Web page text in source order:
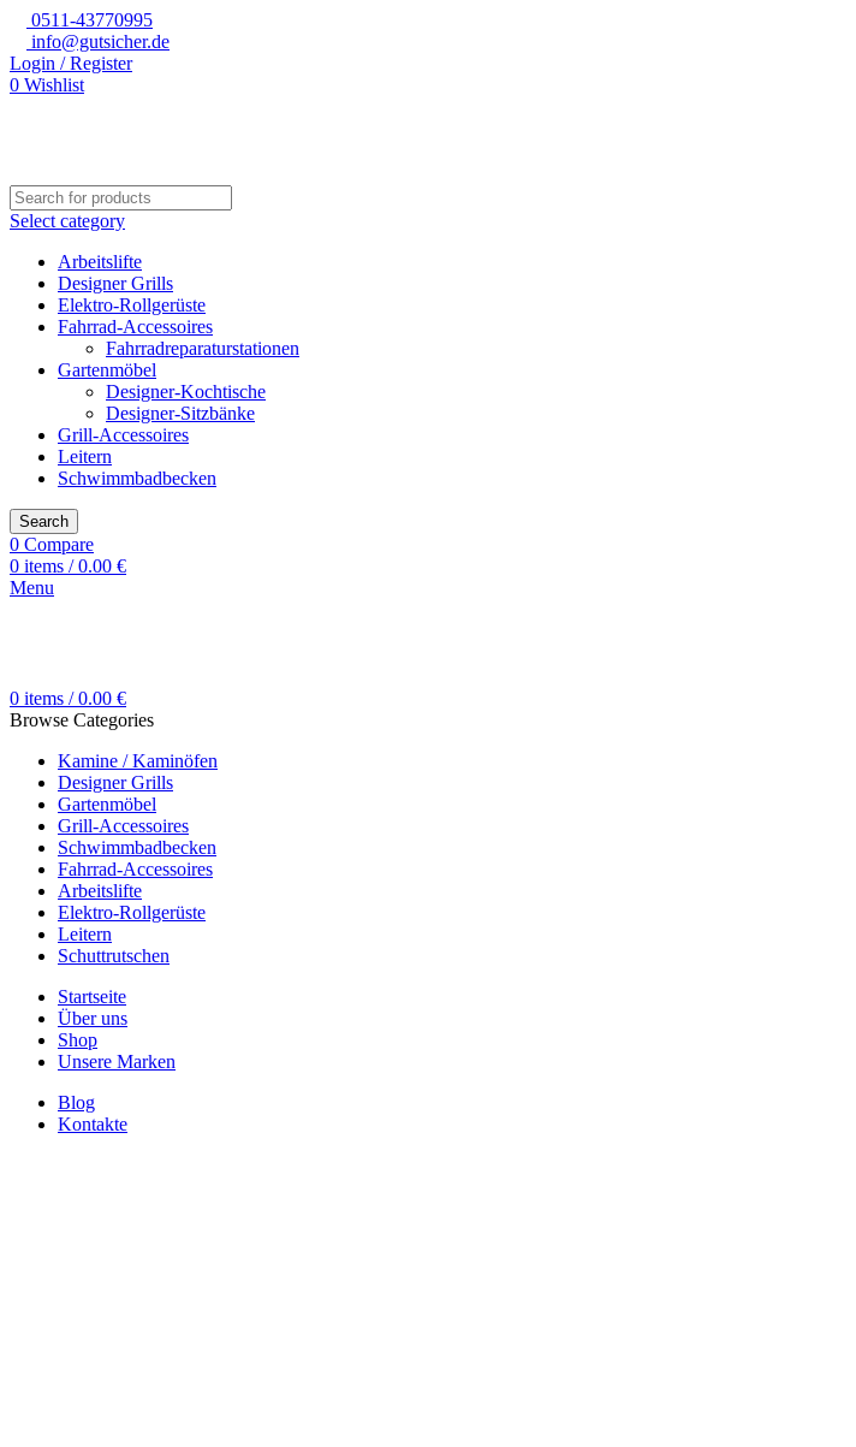
0511-43770995
info@gutsicher.de
Login / Register
0 Wishlist
Select category
Arbeitslifte
Designer Grills
Elektro-Rollgerüste
Fahrrad-Accessoires
Fahrradreparaturstationen
Gartenmöbel
Designer-Kochtische
Designer-Sitzbänke
Grill-Accessoires
Leitern
Schwimmbadbecken
Search
0 Compare
0 items / 0.00 €
Menu
0 items / 0.00 €
Browse Categories
Kamine / Kaminöfen
Designer Grills
Gartenmöbel
Grill-Accessoires
Schwimmbadbecken
Fahrrad-Accessoires
Arbeitslifte
Elektro-Rollgerüste
Leitern
Schuttrutschen
Startseite
Über uns
Shop
Unsere Marken
Blog
Kontakte